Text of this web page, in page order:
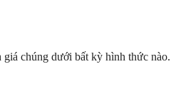
giá chúng dưới bất kỳ hình thức nào.